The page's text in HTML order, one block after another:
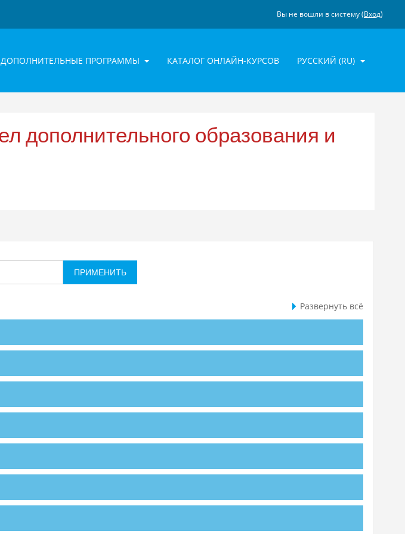
Вы не вошли в систему (Вход)
ДОПОЛНИТЕЛЬНЫЕ ПРОГРАММЫ КАТАЛОГ ОНЛАЙН-КУРСОВ РУССКИЙ ‎(RU)‎
образования и
Развернуть всё